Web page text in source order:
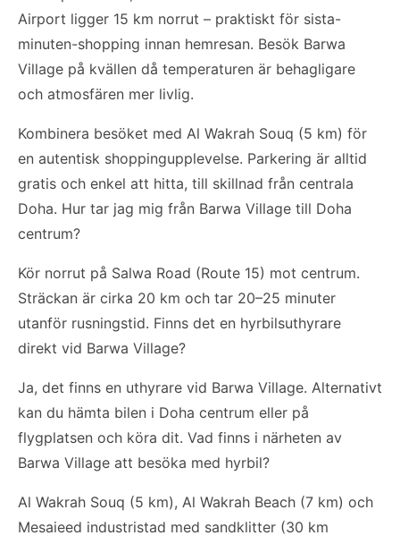
Airport ligger 15 km norrut – praktiskt för sista-
minuten-shopping innan hemresan. Besök Barwa
Village på kvällen då temperaturen är behagligare
och atmosfären mer livlig.
Kombinera besöket med Al Wakrah Souq (5 km) för
en autentisk shoppingupplevelse. Parkering är alltid
gratis och enkel att hitta, till skillnad från centrala
Doha. Hur tar jag mig från Barwa Village till Doha
centrum?
Kör norrut på Salwa Road (Route 15) mot centrum.
Sträckan är cirka 20 km och tar 20–25 minuter
utanför rusningstid. Finns det en hyrbilsuthyrare
direkt vid Barwa Village?
Ja, det finns en uthyrare vid Barwa Village. Alternativt
kan du hämta bilen i Doha centrum eller på
flygplatsen och köra dit. Vad finns i närheten av
Barwa Village att besöka med hyrbil?
Al Wakrah Souq (5 km), Al Wakrah Beach (7 km) och
Mesaieed industristad med sandklitter (30 km